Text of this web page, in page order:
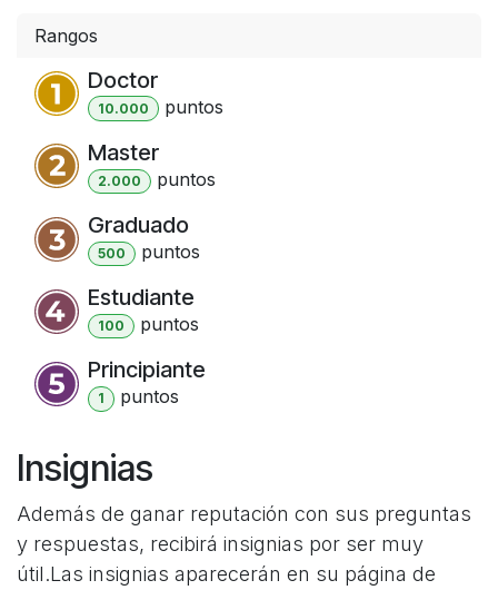
Rangos
Doctor
10.000 puntos
Master
2.000 puntos
Graduado
500 puntos
Estudiante
100 puntos
Principiante
1 puntos
Insignias
Además de ganar reputación con sus preguntas
y respuestas, recibirá insignias por ser muy
útil.Las insignias aparecerán en su página de